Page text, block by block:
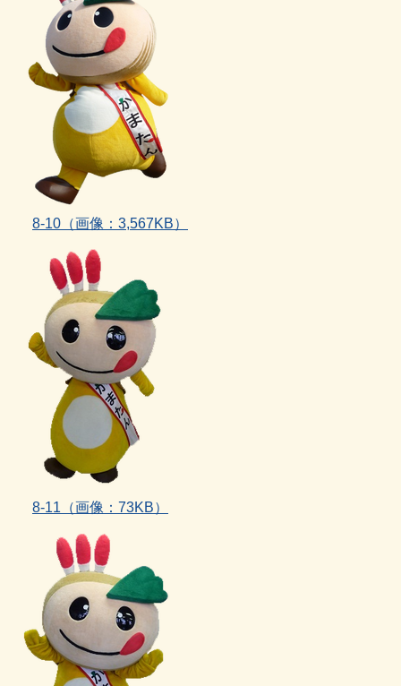
8‐10（画像：3,567KB）
8‐11（画像：73KB）